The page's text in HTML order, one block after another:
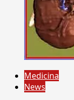
Medicina
News